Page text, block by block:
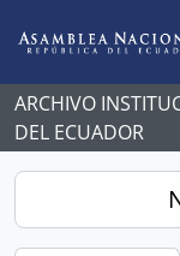
ARCHIVO
DEL ECUADOR